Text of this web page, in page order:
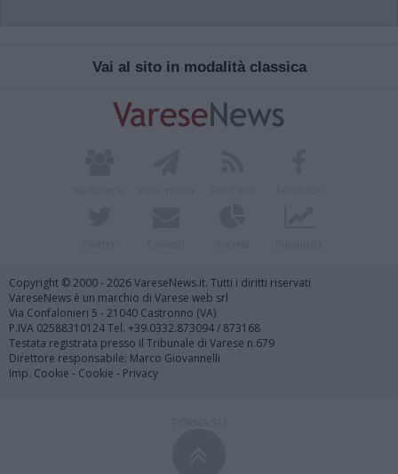
Vai al sito in modalità classica
Copyright © 2000 - 2026 VareseNews.it. Tutti i diritti riservati
VareseNews è un marchio di Varese web srl
Via Confalonieri 5 - 21040 Castronno (VA)
P.IVA 02588310124 Tel. +39.0332.873094 / 873168
Testata registrata presso il Tribunale di Varese n.679
Direttore responsabile: Marco Giovannelli
Imp. Cookie - Cookie - Privacy